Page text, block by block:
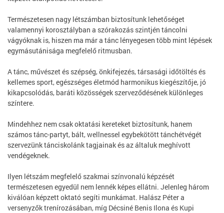
Természetesen nagy létszámban biztosítunk lehetőséget
valamennyi korosztályban a szórakozás szintjén táncolni
vágyóknak is, hiszen ma már a tánc lényegesen több mint lépések
egymásutánisága megfelelő ritmusban.
A tánc, művészet és szépség, önkifejezés, társasági időtöltés és
kellemes sport, egészséges életmód harmonikus kiegészítője, jó
kikapcsolódás, baráti közösségek szerveződésének különleges
színtere.
Mindehhez nem csak oktatási kereteket biztosítunk, hanem
számos tánc-partyt, bált, wellnessel egybekötött tánchétvégét
szervezünk tánciskolánk tagjainak és az általuk meghívott
vendégeknek.
Ilyen létszám megfelelő szakmai színvonalú képzését
természetesen egyedül nem lennék képes ellátni. Jelenleg három
kiválóan képzett oktató segíti munkámat. Halász Péter a
versenyzők trenírozásában, míg Décsiné Benis Ilona és Kupi